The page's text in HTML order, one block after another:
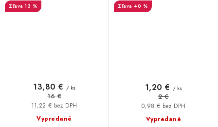
13 %
Vypredané
11,22 € bez DPH
13,80 € / ks
16 €
40 %
Vypredané
0,98 € bez DPH
1,20 € / ks
2 €